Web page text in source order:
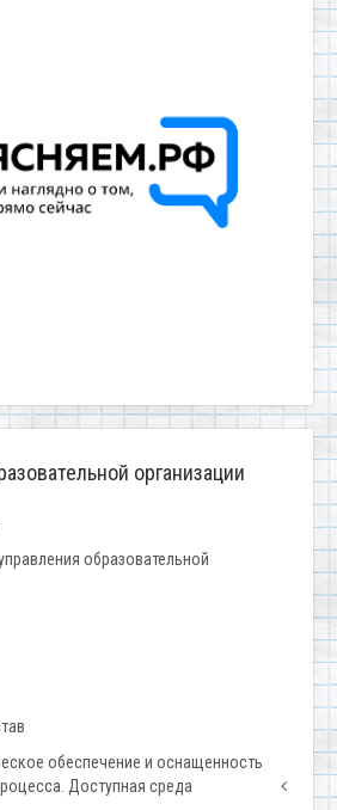
организации
образовательной
обеспечение и оснащенность
Доступная среда